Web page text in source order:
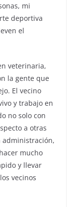
mi
deportiva
el
veterinaria,
la gente que
El vecino
y trabajo en
no solo con
a otras
administración,
mucho
y llevar
vecinos